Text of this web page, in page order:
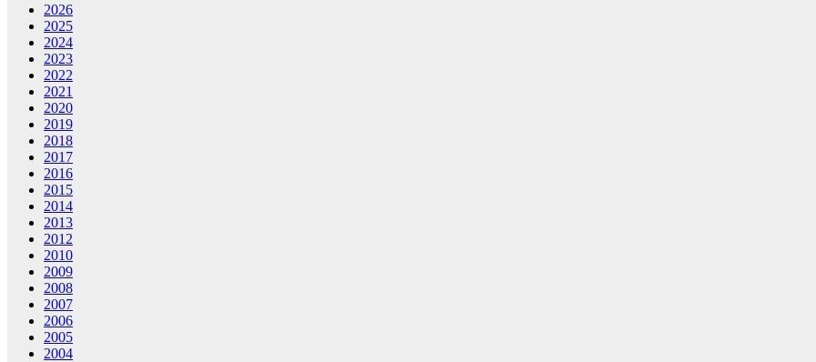
2026
2025
2024
2023
2022
2021
2020
2019
2018
2017
2016
2015
2014
2013
2012
2010
2009
2008
2007
2006
2005
2004